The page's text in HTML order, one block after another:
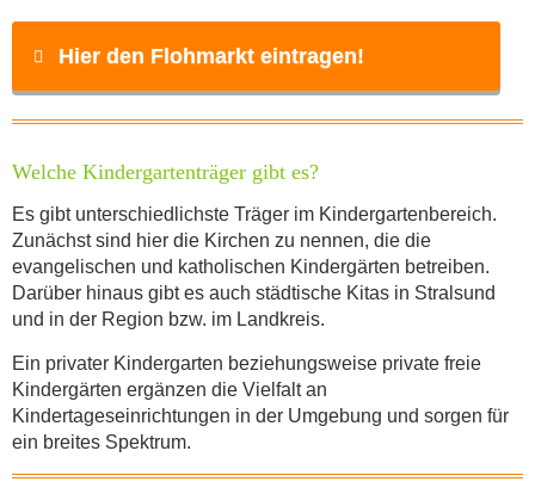
Hier den Flohmarkt eintragen!
Name*
E-Mail*
INFORMATIONEN
Welche Kindergartenträger gibt es?
Es gibt unterschiedlichste Träger im Kindergartenbereich.
Zunächst sind hier die Kirchen zu nennen, die die
evangelischen und katholischen Kindergärten betreiben.
Darüber hinaus gibt es auch städtische Kitas in Stralsund
und in der Region bzw. im Landkreis.
Ein privater Kindergarten beziehungsweise private freie
Kindergärten ergänzen die Vielfalt an
Kindertageseinrichtungen in der Umgebung und sorgen für
ein breites Spektrum.